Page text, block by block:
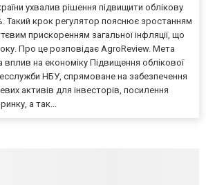
ухвалив рішення підвищити облікову
Такий крок регулятор пояснює зростанням
прискоренням загальної інфляції, що
Про це розповідає AgroReview. Мета
вплив на економіку Підвищення облікової
НБУ, спрямоване на забезпечення
активів для інвесторів, посилення
а так...